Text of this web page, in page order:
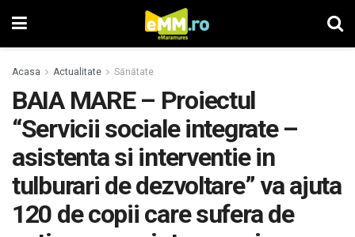
Acasa Actualitate Sănătate
BAIA MARE – Proiectul
“Servicii sociale integrate –
asistenta si interventie in
tulburari de dezvoltare” va ajuta
120 de copii care sufera de